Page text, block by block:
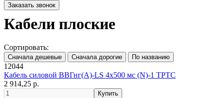
Кабели плоские
Сортировать:
12044
Кабель силовой ВВГнг(А)-LS 4х500 мс (N)-1 ТРТС
2 914,25 р.